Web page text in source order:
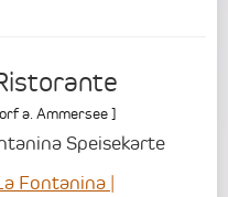
a. Ammersee]
Speisekarte
Fontanina |